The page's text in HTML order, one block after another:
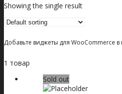
Showing the single result
Добавьте виджеты для WooCommerce
1 товар
Sold out